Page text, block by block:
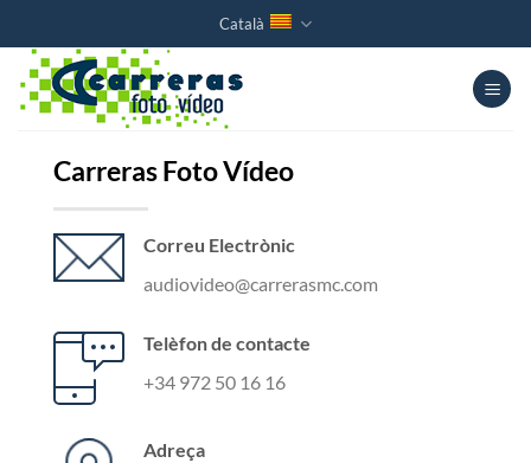
to
content
Català
Carreras Foto Vídeo
Correu Electrònic
audiovideo@carrerasmc.com
Telèfon de contacte
+34 972 50 16 16
Adreça